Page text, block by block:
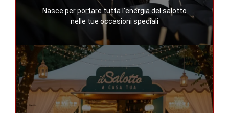
Nasce per portare tutta l’energia del salotto
nelle tue occasioni speciali
Contattaci